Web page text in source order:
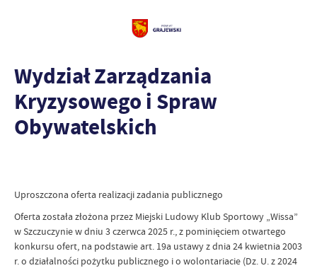
Wydział Zarządzania
Kryzysowego i Spraw
Obywatelskich
Uproszczona oferta realizacji zadania publicznego
Oferta została złożona przez Miejski Ludowy Klub Sportowy „Wissa”
w Szczuczynie w dniu 3 czerwca 2025 r., z pominięciem otwartego
konkursu ofert, na podstawie art. 19a ustawy z dnia 24 kwietnia 2003
r. o działalności pożytku publicznego i o wolontariacie (Dz. U. z 2024